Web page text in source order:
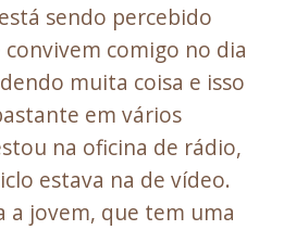
sendo percebido
convivem comigo no dia
muita coisa e isso
em vários
na oficina de rádio,
estava na de vídeo.
a jovem, que tem uma